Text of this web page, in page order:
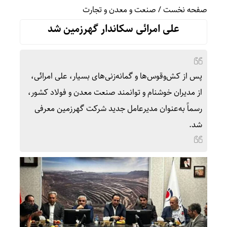
صفحه نخست/صنعت و معدن و تجارت
علی امرائی سکاندار گهرزمین شد
پس از کش‌وقوس‌ها و گمانه‌زنی‌های بسیار، علی امرائی،
از مدیران خوشنام و توانمند صنعت معدن و فولاد کشور،
رسماً به‌عنوان مدیرعامل جدید شرکت گهرزمین معرفی
شد.